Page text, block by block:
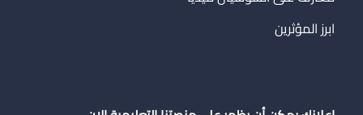
ابرز المؤثرين